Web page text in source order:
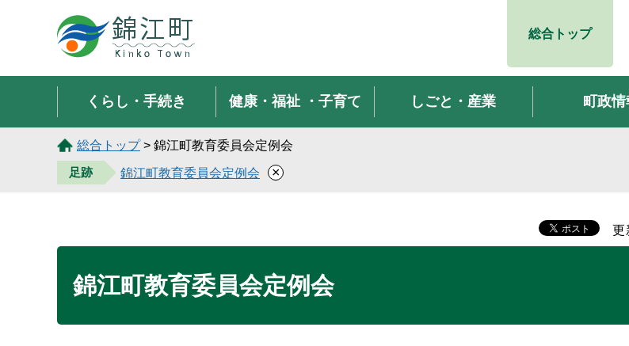
錦江町 Kinko Town
総合トップ
くらし・手続き 健康・福祉・子育て しごと・産業 町政情
総合トップ> 錦江町教育委員会定例会
足跡
錦江町教育委員会定例会 ×
更
錦江町教育委員会定例会